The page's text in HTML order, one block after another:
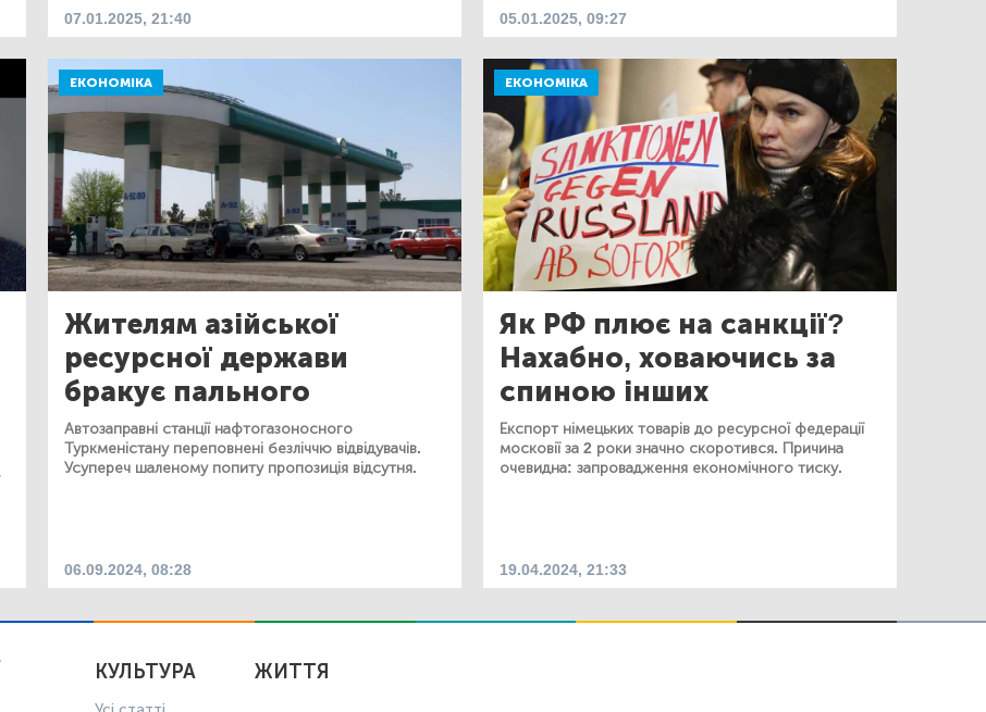
07.01.2025, 21:40 05.01.2025, 09:27
ЕКОНОМІКА
Жителям азійської
ресурсної держави
бракує пального
Автозаправні станції нафтогазоносного
Туркменістану переповнені безліччю відвідувачів.
Усупереч шаленому попиту пропозиція відсутня.
06.09.2024, 08:28
ЕКОНОМІКА
Як РФ плює на санкції?
Нахабно, ховаючись за
спиною інших
Експорт німецьких товарів до ресурсної федерації
московії за 2 роки значно скоротився. Причина
очевидна: запровадження економічного тиску.
19.04.2024, 21:33
КУЛЬТУРА ЖИТТЯ